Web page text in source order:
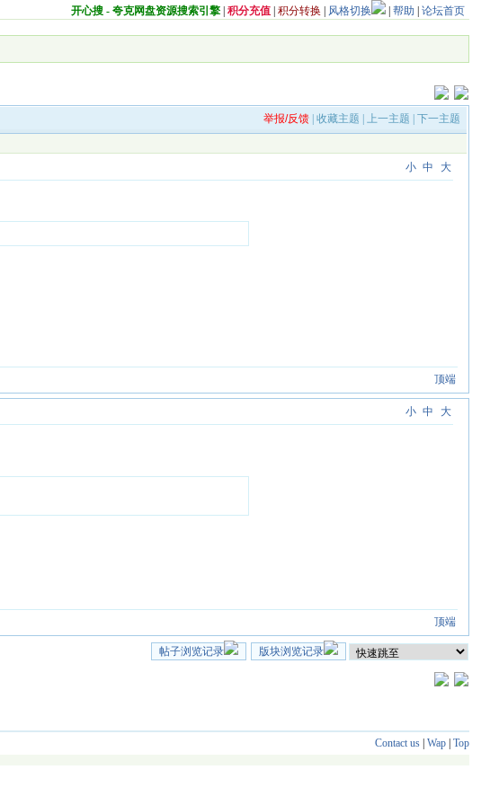
开心搜 - 夸克网盘资源搜索引擎| 积分充值| 积分转换 风格切换 | 帮助 论坛首页
举报/反馈 |收藏主题 |上一主题 |下一主题
小 中 大
顶端
小 中 大
顶端
帖子浏览记录 版块浏览记录
Contact us| Wap| Top